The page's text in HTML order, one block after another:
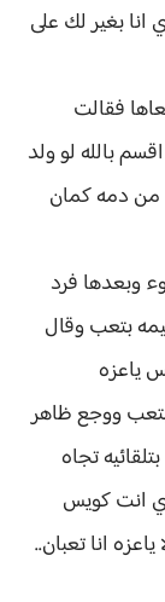
بغير لك على
فقالت
بالله لو ولد
دمه كمان
وبعدها فرد
بتعب وقال
ياعزه
ووجع ظاهر
تجاه
انت كويس
انا تعبان..